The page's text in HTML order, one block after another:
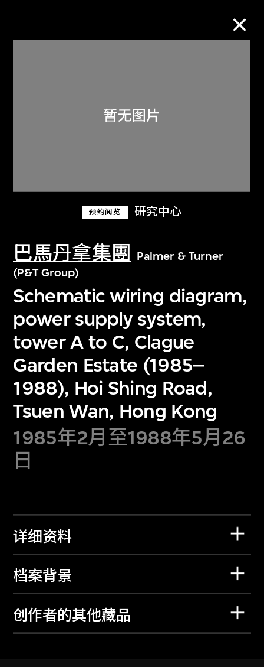
预约阅览 研究中心
巴馬丹拿集團
Palmer & Turner
(P&T Group)
Schematic wiring diagram,
power supply system,
tower A to C, Clague
Garden Estate (1985–
1988), Hoi Shing Road,
Tsuen Wan, Hong Kong
1985年2月至1988年5月26
日
详细资料
档案背景
创作者的其他藏品
关于M+藏品
探索世界顶级的二十及二十一世纪视觉
文化藏品。